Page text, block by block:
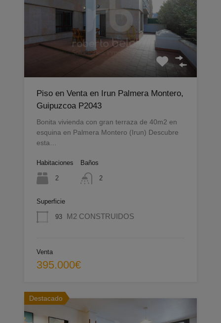
Piso en Venta en Irun Palmera Montero,
Guipuzcoa P2043
Bonita vivienda con gran terraza de 40m2 en
esquina en Palmera Montero (Irun) Descubre
esta…
Habitaciones
2
Baños
2
Superficie
93 M2 CONSTRUIDOS
Venta
395.000€
Destacado